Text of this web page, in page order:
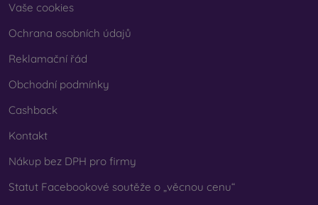
Vaše cookies
Ochrana osobních údajů
Reklamační řád
Obchodní podmínky
Cashback
Kontakt
Nákup bez DPH pro firmy
Statut Facebookové soutěže o „věcnou cenu“